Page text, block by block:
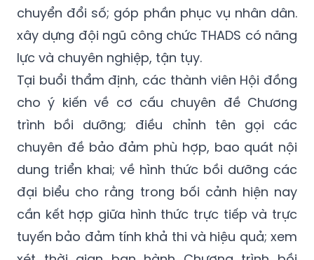
chuyển đổi số; góp phần phục vụ nhân dân.
xây dựng đội ngũ công chức THADS có năng
lực và chuyên nghiệp, tận tụy.
Tại buổi thẩm định, các thành viên Hội đồng
cho ý kiến về cơ cấu chuyên đề Chương
trình bồi dưỡng; điều chỉnh tên gọi các
chuyên đề bảo đảm phù hợp, bao quát nội
dung triển khai; về hình thức bồi dưỡng các
đại biểu cho rằng trong bối cảnh hiện nay
cần kết hợp giữa hình thức trực tiếp và trực
tuyến bảo đảm tính khả thi và hiệu quả; xem